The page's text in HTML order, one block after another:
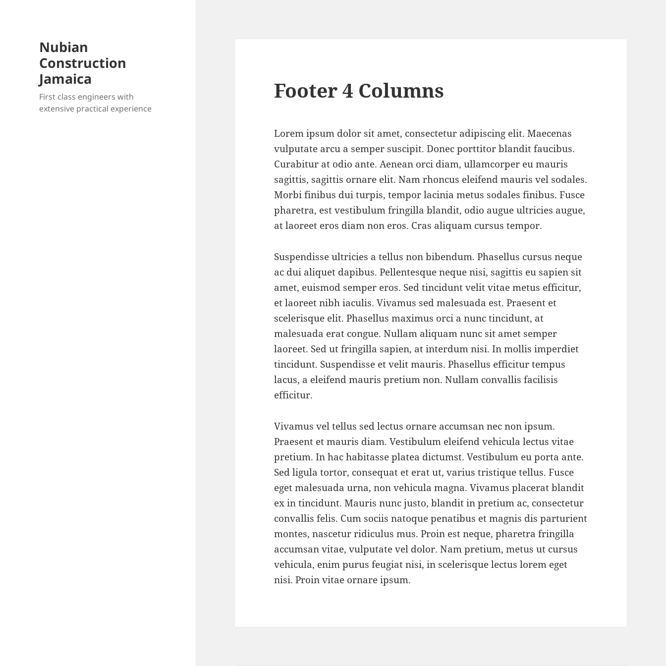
Nubian
Construction
Jamaica
First class engineers with
extensive practical experience
Footer 4 Columns
Lorem ipsum dolor sit amet, consectetur adipiscing elit. Maecenas
vulputate arcu a semper suscipit. Donec porttitor blandit faucibus.
Curabitur at odio ante. Aenean orci diam, ullamcorper eu mauris
sagittis, sagittis ornare elit. Nam rhoncus eleifend mauris vel sodales.
Morbi finibus dui turpis, tempor lacinia metus sodales finibus. Fusce
pharetra, est vestibulum fringilla blandit, odio augue ultricies augue,
at laoreet eros diam non eros. Cras aliquam cursus tempor.
Suspendisse ultricies a tellus non bibendum. Phasellus cursus neque
ac dui aliquet dapibus. Pellentesque neque nisi, sagittis eu sapien sit
amet, euismod semper eros. Sed tincidunt velit vitae metus efficitur,
et laoreet nibh iaculis. Vivamus sed malesuada est. Praesent et
scelerisque elit. Phasellus maximus orci a nunc tincidunt, at
malesuada erat congue. Nullam aliquam nunc sit amet semper
laoreet. Sed ut fringilla sapien, at interdum nisi. In mollis imperdiet
tincidunt. Suspendisse et velit mauris. Phasellus efficitur tempus
lacus, a eleifend mauris pretium non. Nullam convallis facilisis
efficitur.
Vivamus vel tellus sed lectus ornare accumsan nec non ipsum.
Praesent et mauris diam. Vestibulum eleifend vehicula lectus vitae
pretium. In hac habitasse platea dictumst. Vestibulum eu porta ante.
Sed ligula tortor, consequat et erat ut, varius tristique tellus. Fusce
eget malesuada urna, non vehicula magna. Vivamus placerat blandit
ex in tincidunt. Mauris nunc justo, blandit in pretium ac, consectetur
convallis felis. Cum sociis natoque penatibus et magnis dis parturient
montes, nascetur ridiculus mus. Proin est neque, pharetra fringilla
accumsan vitae, vulputate vel dolor. Nam pretium, metus ut cursus
vehicula, enim purus feugiat nisi, in scelerisque lectus lorem eget
nisi. Proin vitae ornare ipsum.